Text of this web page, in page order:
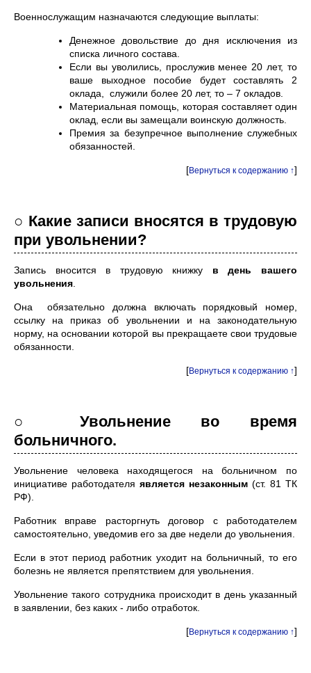
Военнослужащим назначаются следующие выплаты:
Денежное довольствие до дня исключения из
списка личного состава.
Если вы уволились, прослужив менее 20 лет, то
ваше выходное пособие будет составлять 2
оклада, служили более 20 лет, то – 7 окладов.
Материальная помощь, которая составляет один
оклад, если вы замещали воинскую должность.
Премия за безупречное выполнение служебных
обязанностей.
[Вернуться к содержанию ↑]
○ Какие записи вносятся в трудовую
при увольнении?
Запись вносится в трудовую книжку в день вашего
увольнения.
Она обязательно должна включать порядковый номер,
ссылку на приказ об увольнении и на законодательную
норму, на основании которой вы прекращаете свои трудовые
обязанности.
[Вернуться к содержанию ↑]
○ Увольнение во время
больничного.
Увольнение человека находящегося на больничном по
инициативе работодателя является незаконным (ст. 81 ТК
РФ).
Работник вправе расторгнуть договор с работодателем
самостоятельно, уведомив его за две недели до увольнения.
Если в этот период работник уходит на больничный, то его
болезнь не является препятствием для увольнения.
Увольнение такого сотрудника происходит в день указанный
в заявлении, без каких - либо отработок.
[Вернуться к содержанию ↑]